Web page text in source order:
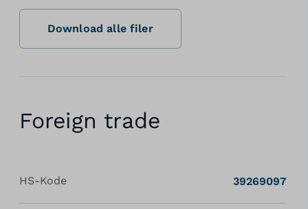
Download alle filer
Foreign trade
HS-Kode 39269097